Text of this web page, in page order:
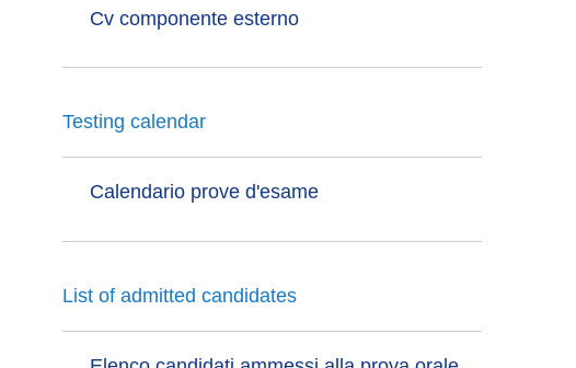
Cv componente esterno
Testing calendar
Calendario prove d'esame
List of admitted candidates